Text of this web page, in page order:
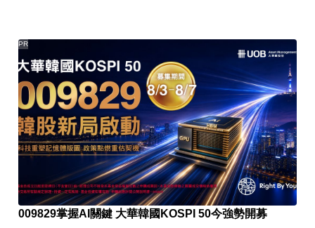
009829掌握AI關鍵 大華韓國KOSPI 50今強勢開募
PR